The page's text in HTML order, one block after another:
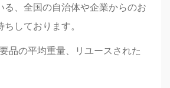
る、全国の自治体や企業からのお
しております。
品の平均重量、リユースされた